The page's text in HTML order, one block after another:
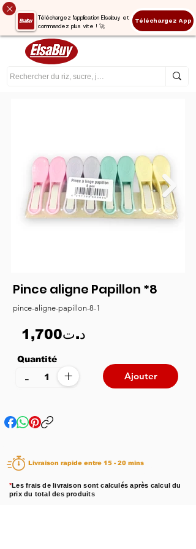
Téléchargez l'application Elsabuy et
commandez plus vite ! 🚀
Téléchargez App
Pince aligne Papillon *8
pince-aligne-papillon-8-1
1,700د.ت
Quantité
+
- Ajouter
Livraison rapide entre 15 - 20 mins
*Les frais de livraison sont calculés après calcul du
prix du total des produits